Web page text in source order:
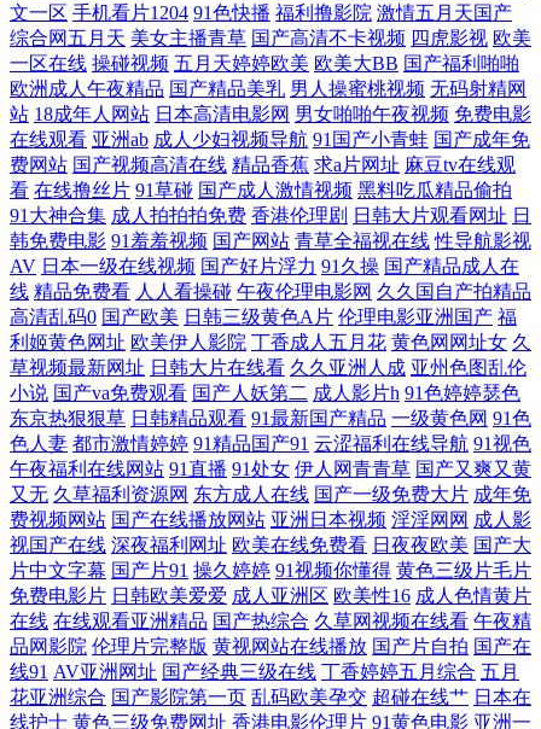
观 五月婷日 传媒视频在线入口 欧美日韩另类国产欧 伊人98在线 国产亚州
精 日韩在线观看不卡视频 99热色 麻豆一区二区免费播放网站 亚洲精品午
夜福利在线 国产91玩精品秘入口 欧日韩在线不 中国14may18 国产一区二
区三区四区 熟女磁力链接 www555dycn免费网站查询工具 免费抖阴在线
亚洲欧洲性色生活 国产精品福利一 日本亚洲欧美综合在 91欧洲在线视 精
品一区二区免费 午夜日本福利 东京AvAv 熟女欧美一区二区 国产高清网站
性交综合网 国产人妻喷水视频 日日摸人人澡97香蕉 产国VA 牛牛人人网
亚洲中文字幕aw 国产日韩欧美在线亚洲 日韩性爱一级 99国产精品国产精
品 啦啦啦啦 亚洲成v人片在线观看 国产精品日韩久久 日韩国产色的 97操
碰碰 开心婷婷五 亚洲国产片精品 观看精品不卡 日韩综合在线 av探花 免
费国产黄色片 亚洲无线一二三四区手 国产乱对白刺激视频 日韩欧美高清
一区 磁性链接 亚洲成人色情电影 红杏波多野结衣 午夜精品成人 国产91原
文一区 手机看片1204 91色快播 福利撸影院 激情五月天国产
综合网五月天 美女主播青草 国产高清不卡视频 四虎影视 欧美
一区在线 操碰视频 五月天婷婷欧美 欧美大BB 国产福利啪啪
欧洲成人午夜精品 国产精品美乳 男人操蜜桃视频 无码射精网
站 18成年人网站 日本高清电影网 男女啪啪午夜视频 免费电影
在线观看 亚洲ab 成人少妇视频导航 91国产小青蛙 国产成年免
费网站 国产视频高清在线 精品香蕉 求a片网址 麻豆tv在线观
看 在线撸丝片 91草碰 国产成人激情视频 黑料吃瓜精品偷拍
91大神合集 成人拍拍拍免费 香港伦理剧 日韩大片观看网址 日
韩免费电影 91羞羞视频 国产网站 青草全福视在线 性导航影视
AV 日本一级在线视频 国产好片浮力 91久操 国产精品成人在
线 精品免费看 人人看操碰 午夜伦理电影网 久久国自产拍精品
高清乱码0 国产欧美 日韩三级黄色A片 伦理电影亚洲国产 福
利姬黄色网址 欧美伊人影院 丁香成人五月花 黄色网网址女 久
草视频最新网址 日韩大片在线看 久久亚洲人成 亚州色图乱伦
小说 国产va免费观看 国产人妖第二 成人影片h 91色婷婷瑟色
东京热狠狠草 日韩精品观看 91最新国产精品 一级黄色网 91色
色人妻 都市激情婷婷 91精品国产91 云涩福利在线导航 91视色
午夜福利在线网站 91直播 91处女 伊人网青青草 国产又爽又黄
又无 久草福利资源网 东方成人在线 国产一级免费大片 成年免
费视频网站 国产在线播放网站 亚洲日本视频 淫淫网网 成人影
视国产在线 深夜福利网址 欧美在线免费看 日夜夜欧美 国产大
片中文字幕 国产片91 操久婷婷 91视频你懂得 黄色三级片毛片
免费电影片 日韩欧美爱爱 成人亚洲区 欧美性16 成人色情黄片
在线 在线观看亚洲精品 国产热综合 久草网视频在线看 午夜精
品网影院 伦理片完整版 黄视网站在线播放 国产片自拍 国产在
线91 AV亚洲网址 国产经典三级在线 丁香婷婷五月综合 五月
花亚洲综合 国产影院第一页 乱码欧美孕交 超碰在线艹 日本在
线护士 黄色三级免费网址 香港电影伦理片 91黄色电影 亚洲一